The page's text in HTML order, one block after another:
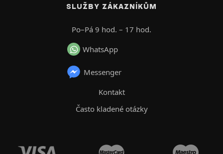
SLUŽBY ZÁKAZNÍKŮM
Po–Pá 9 hod. – 17 hod.
WhatsApp
Messenger
Kontakt
Často kladené otázky